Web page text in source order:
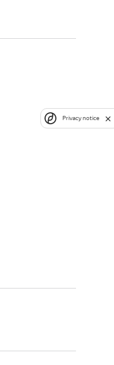
Privacy notice